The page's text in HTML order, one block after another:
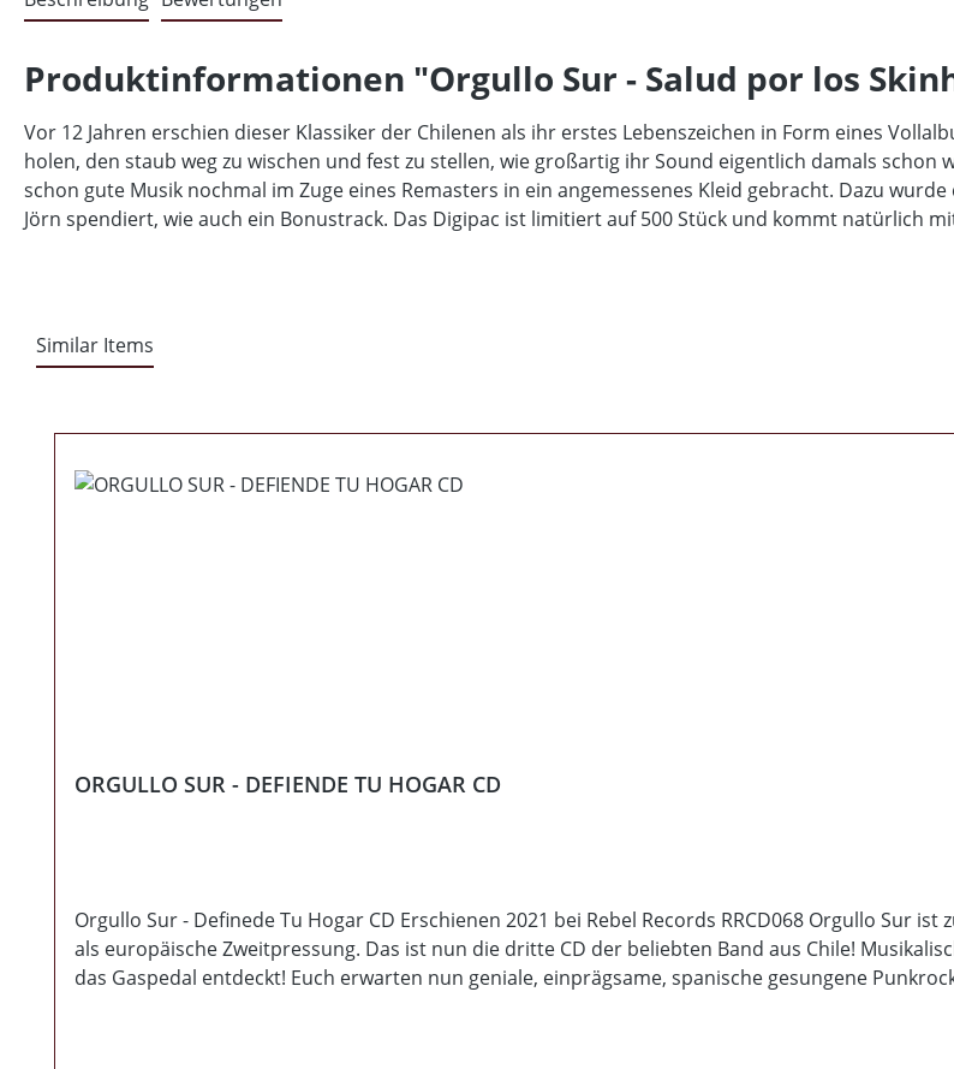
Produktinformationen "Orgullo Sur - Salud por los
Vor 12 Jahren erschien dieser Klassiker der Chilenen als ihr erstes Lebenszeichen in Form eines
holen, den staub weg zu wischen und fest zu stellen, wie großartig ihr Sound eigentlich damals
schon gute Musik nochmal im Zuge eines Remasters in ein angemessenes Kleid gebracht. Dazu
Jörn spendiert, wie auch ein Bonustrack. Das Digipac ist limitiert auf 500 Stück und kommt natürlich
Similar Items
ORGULLO SUR - DEFIENDE TU HOGAR CD
Orgullo Sur - Definede Tu Hogar CD Erschienen 2021 bei Rebel Records RRCD068 Orgullo Sur
als europäische Zweitpressung. Das ist nun die dritte CD der beliebten Band aus Chile!
das Gaspedal entdeckt! Euch erwarten nun geniale, einprägsame, spanische gesungene